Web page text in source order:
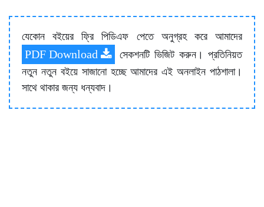
যেকোন বইয়ের ফ্রি পিডিএফ পেতে অনুগ্রহ করে আমাদের
PDF Download
সেকশনটি ভিজিট করুন। প্রতিনিয়ত
নতুন নতুন বইয়ে সাজানো হচ্ছে আমাদের এই অনলাইন পাঠশালা।
সাথে থাকার জন্য ধন্যবাদ।